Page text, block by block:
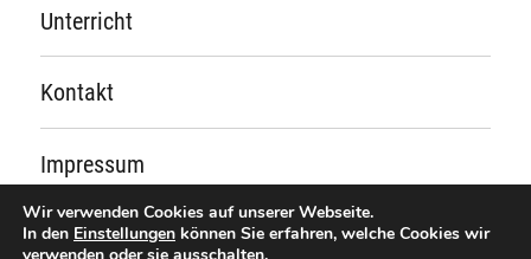
Unterricht
Kontakt
Impressum
Schule für Hörgeschädigte St. Josef
Wir verwenden Cookies auf unserer Webseite.
In den Einstellungen können Sie erfahren, welche Cookies wir